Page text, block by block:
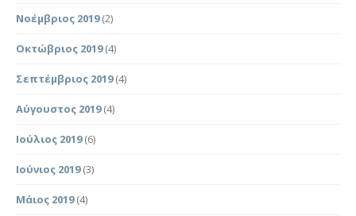
Νοέμβριος 2019(2)
Οκτώβριος 2019(4)
Σεπτέμβριος 2019(4)
Αύγουστος 2019(4)
Ιούλιος 2019(6)
Ιούνιος 2019(3)
Μάιος 2019(4)